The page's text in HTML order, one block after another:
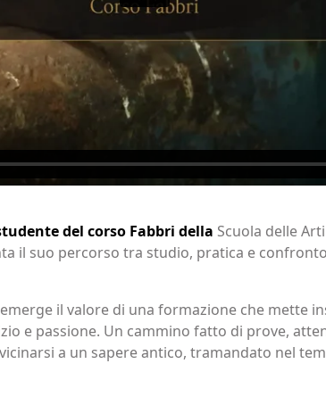
del corso Fabbri della Scuola delle
il suo percorso tra studio, pratica e
il valore di una formazione che mette
e passione. Un cammino fatto di prove,
a un sapere antico, tramandato nel